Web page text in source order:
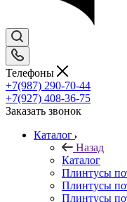
Телефоны
+7(987) 290-70-44
+7(927) 408-36-75
Заказать звонок
Каталог
Назад
Каталог
Плинтусы
Плинтусы
Плинтусы